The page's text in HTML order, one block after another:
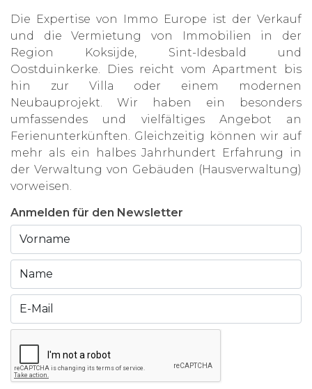
Die Expertise von Immo Europe ist der Verkauf
und die Vermietung von Immobilien in der
Region Koksijde, Sint-Idesbald und
Oostduinkerke. Dies reicht vom Apartment bis
hin zur Villa oder einem modernen
Neubauprojekt. Wir haben ein besonders
umfassendes und vielfältiges Angebot an
Ferienunterkünften. Gleichzeitig können wir auf
mehr als ein halbes Jahrhundert Erfahrung in
der Verwaltung von Gebäuden (Hausverwaltung)
vorweisen.
Anmelden für den Newsletter